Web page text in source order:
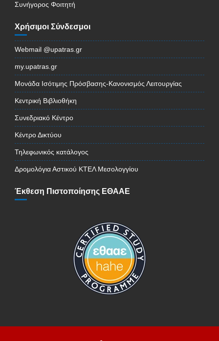
Συνήγορος Φοιτητή
Χρήσιμοι Σύνδεσμοι
Webmail @upatras.gr
my.upatras.gr
Μονάδα Ισότιμης Πρόσβασης-Κανονισμός Λειτουργίας
Κεντρική Βιβλιοθήκη
Συνεδριακό Κέντρο
Κέντρο Δικτύου
Τηλεφωνικός κατάλογος
Δρομολόγια Αστικού ΚΤΕΛ Μεσολογγίου
Έκθεση Πιστοποίησης ΕΘΑΑΕ